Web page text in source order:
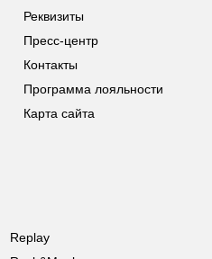
Реквизиты
Пресс-центр
Контакты
Программа лояльности
Карта сайта
Replay